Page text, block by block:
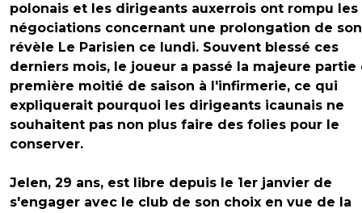
polonais et les dirigeants auxerrois ont rompu les
négociations concernant une prolongation de
révèle Le Parisien ce lundi. Souvent blessé ces
derniers mois, le joueur a passé la majeure partie
première moitié de saison à l'infirmerie, ce qui
expliquerait pourquoi les dirigeants icaunais ne
souhaitent pas non plus faire des folies pour le
conserver.
Jelen, 29 ans, est libre depuis le 1er janvier de
s'engager avec le club de son choix en vue de la